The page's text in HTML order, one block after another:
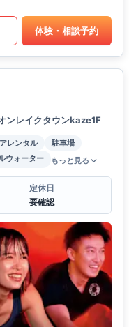
体験・相談予約
ンレイクタウンkaze1F
レンタル
駐車場
ウォーター もっと見る
定休日
要確認